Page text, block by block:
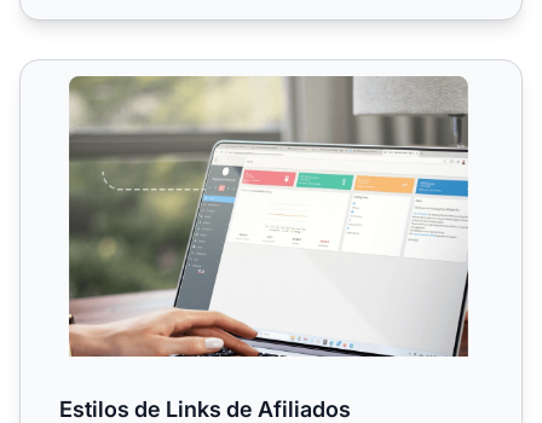
Estilos de Links de Afiliados
Estilos de Links de Afiliados